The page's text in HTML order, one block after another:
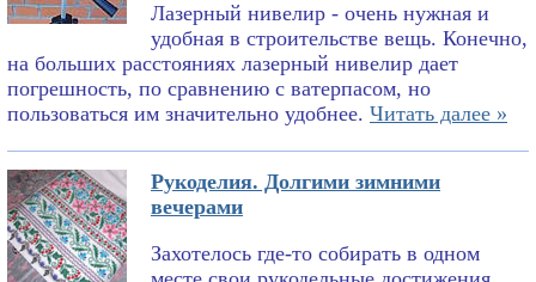
Лазерный нивелир - очень нужная и
удобная в строительстве вещь. Конечно,
на больших расстояниях лазерный нивелир дает
погрешность, по сравнению с ватерпасом, но
пользоваться им значительно удобнее. Читать далее »
Рукоделия. Долгими зимними
вечерами
Захотелось где-то собирать в одном